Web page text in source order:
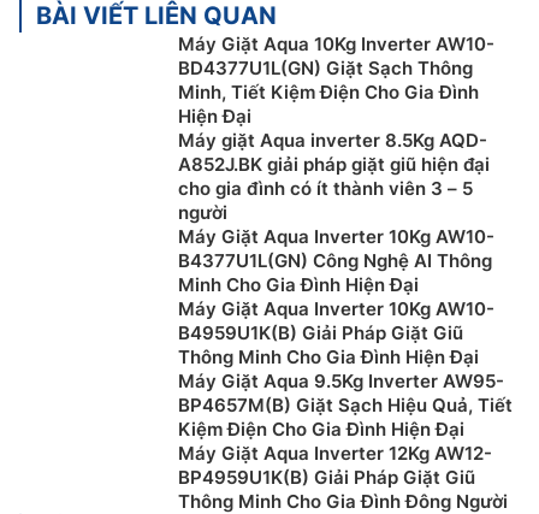
BÀI VIẾT LIÊN QUAN
Máy Giặt Aqua 10Kg Inverter AW10-
BD4377U1L(GN) Giặt Sạch Thông
Minh, Tiết Kiệm Điện Cho Gia Đình
Hiện Đại
Máy giặt Aqua inverter 8.5Kg AQD-
A852J.BK giải pháp giặt giũ hiện đại
cho gia đình có ít thành viên 3 – 5
người
Máy Giặt Aqua Inverter 10Kg AW10-
B4377U1L(GN) Công Nghệ AI Thông
Minh Cho Gia Đình Hiện Đại
Máy Giặt Aqua Inverter 10Kg AW10-
B4959U1K(B) Giải Pháp Giặt Giũ
Thông Minh Cho Gia Đình Hiện Đại
Máy Giặt Aqua 9.5Kg Inverter AW95-
BP4657M(B) Giặt Sạch Hiệu Quả, Tiết
Kiệm Điện Cho Gia Đình Hiện Đại
Máy Giặt Aqua Inverter 12Kg AW12-
BP4959U1K(B) Giải Pháp Giặt Giũ
Thông Minh Cho Gia Đình Đông Người